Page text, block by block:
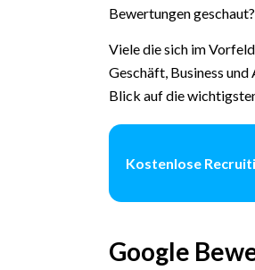
Bewertungen geschaut?
Viele die sich im
Geschäft, Business
Blick auf die
Kostenlose
Google